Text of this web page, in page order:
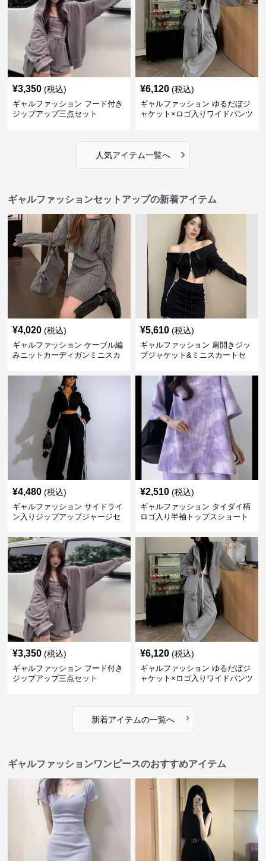
¥3,350 (税込)
ギャルファッション フード付き
ジップアップ三点セット
¥6,120 (税込)
ギャルファッション ゆるだぼジ
ャケット×ロゴ入りワイドパンツ
人気アイテム一覧へ ›
ギャルファッションセットアップの新着アイテム
¥4,020 (税込)
ギャルファッション ケーブル編
みニットカーディガンミニスカ
¥5,610 (税込)
ギャルファッション 肩開きジッ
プジャケット&ミニスカートセ
¥4,480 (税込)
ギャルファッション サイドライ
ン入りジップアップジャージセ
¥2,510 (税込)
ギャルファッション タイダイ柄
ロゴ入り半袖トップスショート
¥3,350 (税込)
ギャルファッション フード付き
ジップアップ三点セット
¥6,120 (税込)
ギャルファッション ゆるだぼジ
ャケット×ロゴ入りワイドパンツ
新着アイテムの一覧へ ›
ギャルファッションワンピースのおすすめアイテム